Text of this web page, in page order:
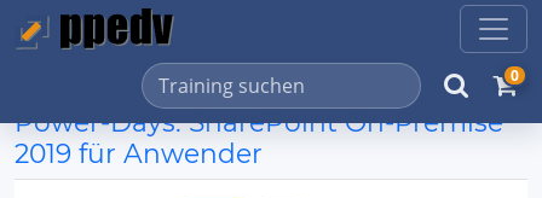
0
Power-Days: SharePoint On-Premise
2019 für Anwender